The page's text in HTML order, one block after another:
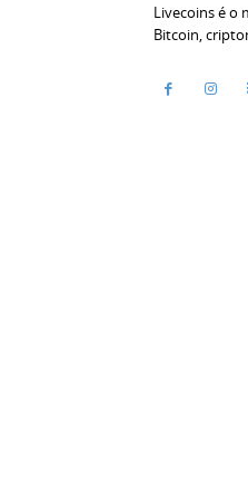
Livecoins é o
Bitcoin,